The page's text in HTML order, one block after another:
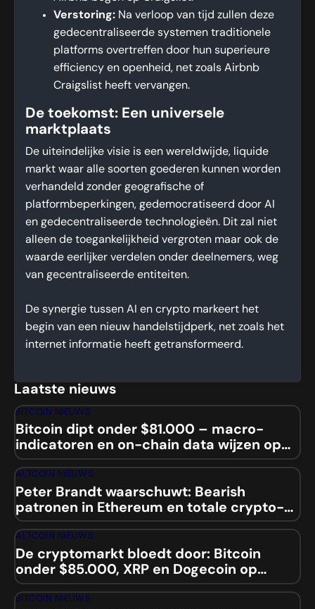
Verstoring: Na verloop van tijd zullen deze
gedecentraliseerde systemen traditionele
platforms overtreffen door hun superieure
efficiency en openheid, net zoals Airbnb
Craigslist heeft vervangen.
De toekomst: Een universele
marktplaats
De uiteindelijke visie is een wereldwijde, liquide
markt waar alle soorten goederen kunnen worden
verhandeld zonder geografische of
platformbeperkingen, gedemocratiseerd door AI
en gedecentraliseerde technologieën. Dit zal niet
alleen de toegankelijkheid vergroten maar ook de
waarde eerlijker verdelen onder deelnemers, weg
van gecentraliseerde entiteiten.
De synergie tussen AI en crypto markeert het
begin van een nieuw handelstijdperk, net zoals het
internet informatie heeft getransformeerd.
Laatste nieuws
BITCOIN NIEUWS
Bitcoin dipt onder $81.000 – macro-
indicatoren en on-chain data wijzen op
mogelijke squeeze
ALTCOIN NIEUWS
Peter Brandt waarschuwt: Bearish
patronen in Ethereum en totale crypto-
marktcap
ALTCOIN NIEUWS
De cryptomarkt bloedt door: Bitcoin
onder $85.000, XRP en Dogecoin op
laagste niveaus sinds 2024
BITCOIN NIEUWS